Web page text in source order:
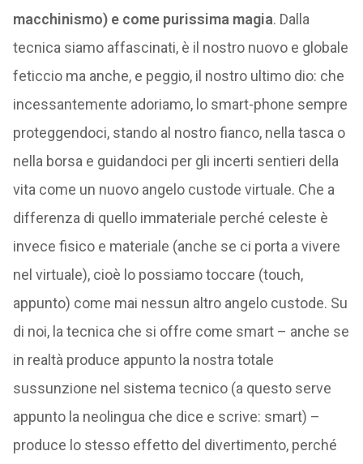
macchinismo) e come purissima magia. Dalla
tecnica siamo affascinati, è il nostro nuovo e globale
feticcio ma anche, e peggio, il nostro ultimo dio: che
incessantemente adoriamo, lo smart-phone sempre
proteggendoci, stando al nostro fianco, nella tasca o
nella borsa e guidandoci per gli incerti sentieri della
vita come un nuovo angelo custode virtuale. Che a
differenza di quello immateriale perché celeste è
invece fisico e materiale (anche se ci porta a vivere
nel virtuale), cioè lo possiamo toccare (touch,
appunto) come mai nessun altro angelo custode. Su
di noi, la tecnica che si offre come smart – anche se
in realtà produce appunto la nostra totale
sussunzione nel sistema tecnico (a questo serve
appunto la neolingua che dice e scrive: smart) –
produce lo stesso effetto del divertimento, perché